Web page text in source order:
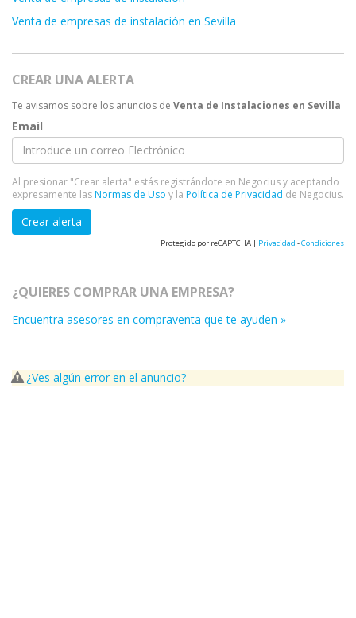
Venta de empresas de instalación en Sevilla
CREAR UNA ALERTA
Te avisamos sobre los anuncios de Venta de Instalaciones en Sevilla
Email
Al presionar "Crear alerta" estás registrándote en Negocius y aceptando
expresamente lasNormas de Uso y la Política de Privacidad de Negocius.
Crear alerta
Protegido por reCAPTCHA | Privacidad -Condiciones
¿QUIERES COMPRAR UNA EMPRESA?
Encuentra asesores en compraventa que te ayuden »
¿Ves algún error en el anuncio?